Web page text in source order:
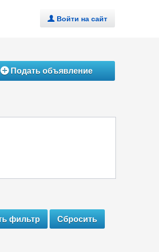
. Войти на сайт
ÁПодать объявление